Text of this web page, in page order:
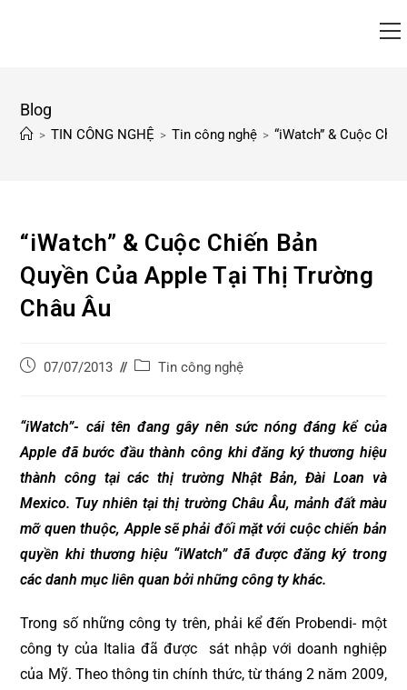
Blog
> TIN CÔNG NGHỆ > Tin công nghệ > “iWatch” & Cuộc
“iWatch” & Cuộc Chiến Bản
Quyền Của Apple Tại Thị Trường
Châu Âu
07/07/2013 Tin công nghệ
“iWatch”- cái tên đang gây nên sức nóng đáng kể của
Apple đã bước đầu thành công khi đăng ký thương hiệu
thành công tại các thị trường Nhật Bản, Đài Loan và
Mexico. Tuy nhiên tại thị trường Châu Âu, mảnh đất màu
mỡ quen thuộc, Apple sẽ phải đối mặt với cuộc chiến bản
quyền khi thương hiệu “iWatch” đã được đăng ký trong
các danh mục liên quan bởi những công ty khác.
Trong số những công ty trên, phải kể đến Probendi- một
công ty của Italia đã được sát nhập với doanh nghiệp
của Mỹ. Theo thông tin chính thức, từ tháng 2 năm 2009,